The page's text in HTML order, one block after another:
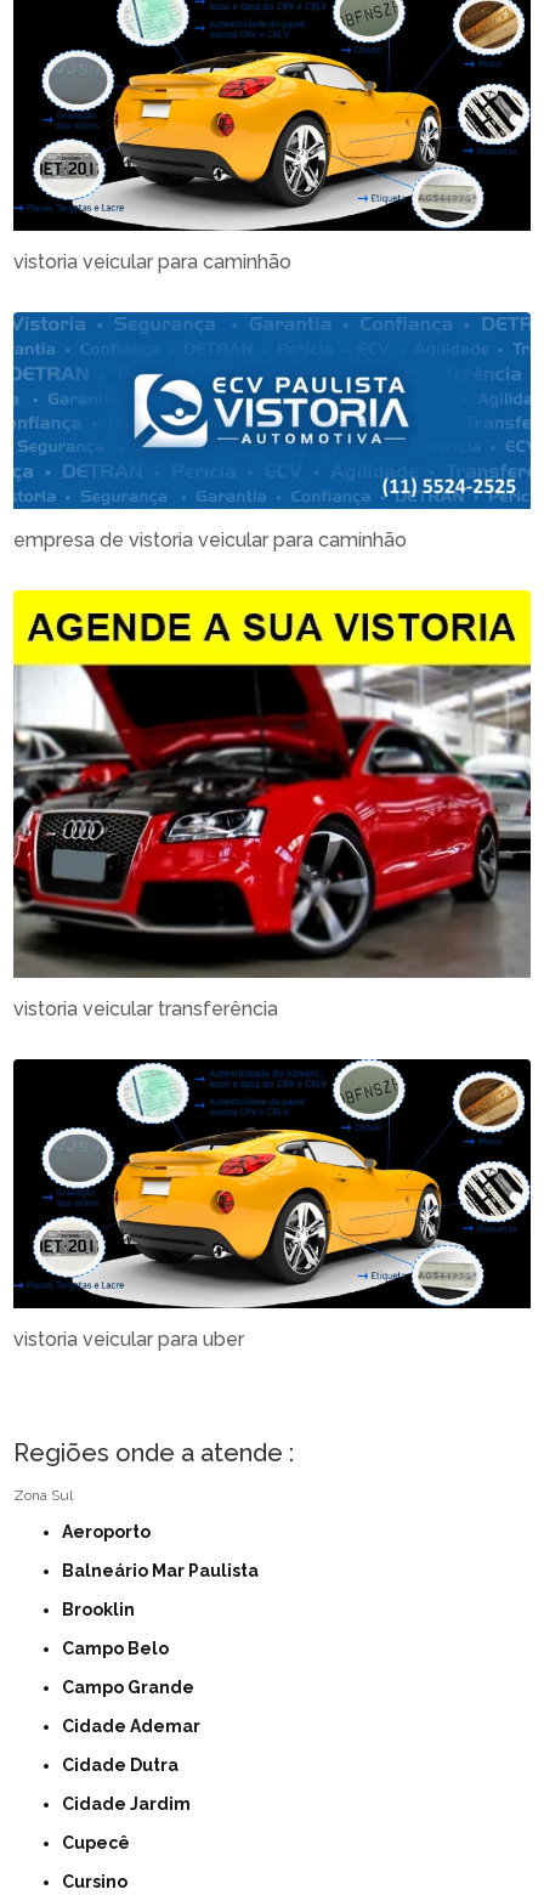
vistoria veicular para caminhão
empresa de vistoria veicular para caminhão
vistoria veicular transferência
vistoria veicular para uber
Regiões onde a atende :
Zona Sul
Aeroporto
Balneário Mar Paulista
Brooklin
Campo Belo
Campo Grande
Cidade Ademar
Cidade Dutra
Cidade Jardim
Cupecê
Cursino